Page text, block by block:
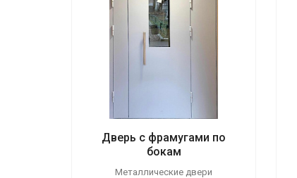
Дверь с фрамугами по
бокам
Металлические двери